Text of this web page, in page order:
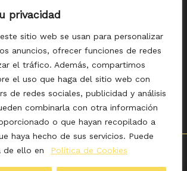
privacidad
sitio web se usan para personalizar
anuncios, ofrecer funciones de redes
el tráfico. Además, compartimos
el uso que haga del sitio web con
de redes sociales, publicidad y análisis
combinarla con otra información
o que hayan recopilado a
haya hecho de sus servicios. Puede
de ello en
Política de Cookies
-Política de Cookies-Aviso legal
- Condiciones Generales de Compra